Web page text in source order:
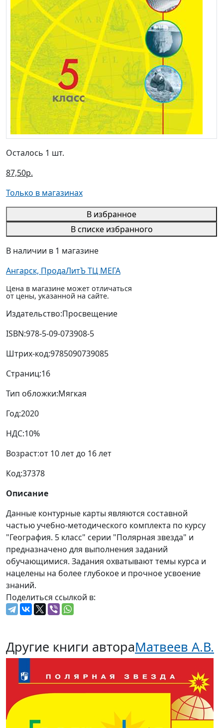
Осталось 1 шт.
87,50р.
Только в магазинах
В списке избранного
В наличии в 1 магазине
Ангарск, ПродаЛитЪ ТЦ МЕГА
Цена в магазине может отличаться
Издательство:Просвещение
ISBN:978-5-09-073908-5
Штрих-код:9785090739085
Страниц:16
Тип обложки:
Год: 2020
НДС:10%
Возраст:от 10 лет до 16 лет
Код:37378
Описание
Данные контурные карты являются составной
частью учебно-методического комплекта по курсу
"География. 5 класс" серии "Полярная звезда" и
предназначено для выполнения заданий
обучающимися. Задания охватывают темы курса и
нацелены на более глубокое и прочное усвоение
знаний.
Поделиться ссылкой в: